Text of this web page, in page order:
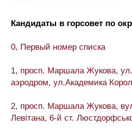
Кандидаты в горсовет по
0, Первый номер списка
1, просп. Маршала Жукова,
аэродром, ул.Академика
2, просп. Маршала Жукова,
Левітана, 6-й ст.